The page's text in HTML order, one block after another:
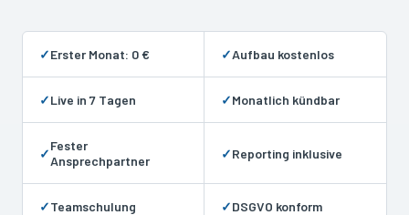
✓Erster Monat: 0 € ✓Aufbau kostenlos
✓Live in 7 Tagen ✓Monatlich kündbar
✓Fester
Ansprechpartner
✓Reporting inklusive
✓Teamschulung ✓DSGVO konform